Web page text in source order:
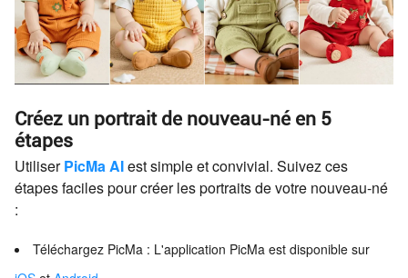
Créez un portrait de nouveau-né en 5
étapes
UtiliserPicMa AIest simple et convivial. Suivez ces
étapes faciles pour créer les portraits de votre nouveau-né
:
Téléchargez PicMa : L'application PicMa est disponible sur